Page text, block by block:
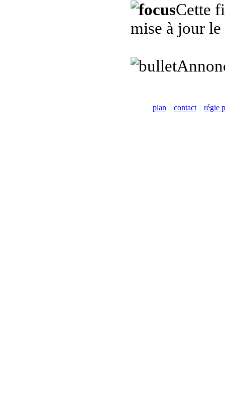
Cette
mise à jour
plan contact régie